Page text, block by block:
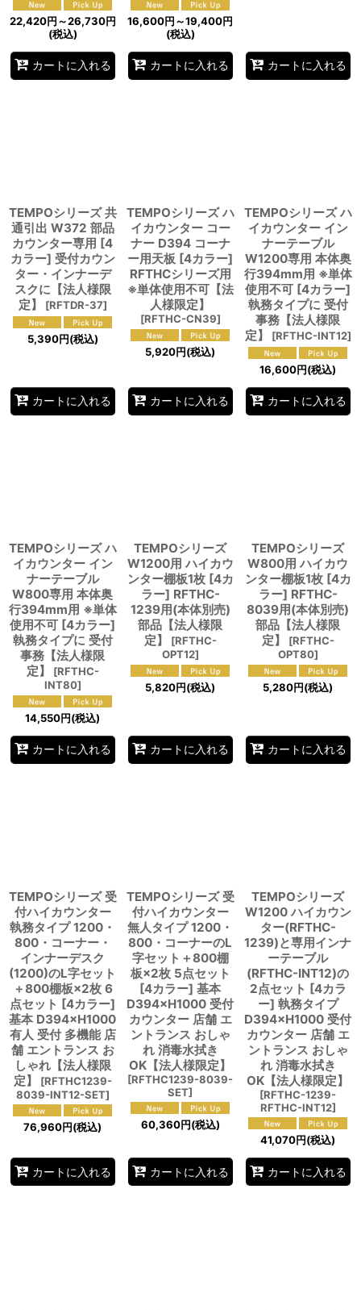
22,420円～26,730円
(税込)
カートに入れる
16,600円～19,400円
(税込)
カートに入れる カートに入れる
TEMPOシリーズ 共
通引出 W372 部品
カウンター専用 [4
カラー] 受付カウン
ター・インナーデ
スクに【法人様限
定】
[RFTDR-37]
5,390円(税込)
カートに入れる
TEMPOシリーズ ハ
イカウンター コー
ナー D394 コーナ
ー用天板 [4カラー]
RFTHCシリーズ用
※単体使用不可【法
人様限定】
[RFTHC-CN39]
5,920円(税込)
カートに入れる
TEMPOシリーズ ハ
イカウンター イン
ナーテーブル
W1200専用 本体奥
行394mm用 ※単体
使用不可 [4カラー]
執務タイプに 受付
事務【法人様限
定】
[RFTHC-INT12]
16,600円(税込)
カートに入れる
TEMPOシリーズ ハ
イカウンター イン
ナーテーブル
W800専用 本体奥
行394mm用 ※単体
使用不可 [4カラー]
執務タイプに 受付
事務【法人様限
定】
[RFTHC-
INT80]
14,550円(税込)
カートに入れる
TEMPOシリーズ
W1200用 ハイカウ
ンター棚板1枚 [4カ
ラー] RFTHC-
1239用(本体別売)
部品【法人様限
定】
[RFTHC-
OPT12]
5,820円(税込)
カートに入れる
TEMPOシリーズ
W800用 ハイカウ
ンター棚板1枚 [4カ
ラー] RFTHC-
8039用(本体別売)
部品【法人様限
定】
[RFTHC-
OPT80]
5,280円(税込)
カートに入れる
TEMPOシリーズ 受
付ハイカウンター
執務タイプ 1200・
800・コーナー・
インナーデスク
(1200)のL字セット
＋800棚板×2枚 6
点セット [4カラー]
基本 D394×H1000
有人 受付 多機能 店
舗 エントランス お
しゃれ【法人様限
定】
[RFTHC1239-
8039-INT12-SET]
76,960円(税込)
カートに入れる
TEMPOシリーズ 受
付ハイカウンター
無人タイプ 1200・
800・コーナーのL
字セット＋800棚
板×2枚 5点セット
[4カラー] 基本
D394×H1000 受付
カウンター 店舗 エ
ントランス おしゃ
れ 消毒水拭き
OK【法人様限定】
[RFTHC1239-8039-
SET]
60,360円(税込)
カートに入れる
TEMPOシリーズ
W1200 ハイカウン
ター(RFTHC-
1239)と専用インナ
ーテーブル
(RFTHC-INT12)の
2点セット [4カラ
ー] 執務タイプ
D394×H1000 受付
カウンター 店舗 エ
ントランス おしゃ
れ 消毒水拭き
OK【法人様限定】
[RFTHC-1239-
RFTHC-INT12]
41,070円(税込)
カートに入れる